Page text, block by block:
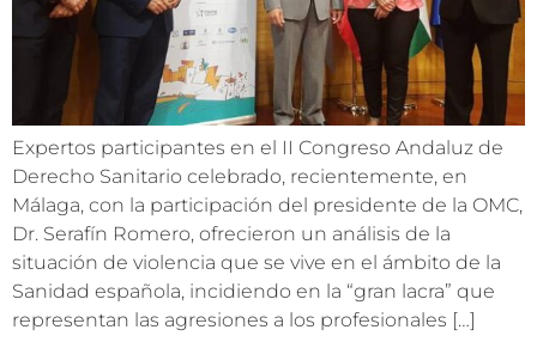
Expertos participantes en el II Congreso Andaluz de
Derecho Sanitario celebrado, recientemente, en
Málaga, con la participación del presidente de la OMC,
Dr. Serafín Romero, ofrecieron un análisis de la
situación de violencia que se vive en el ámbito de la
Sanidad española, incidiendo en la “gran lacra” que
representan las agresiones a los profesionales […]